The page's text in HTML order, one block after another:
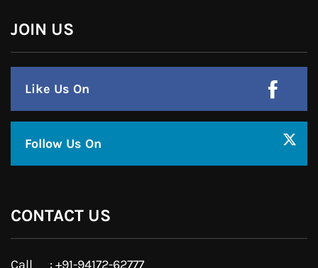
हमसे जुड़े !!
Facebook